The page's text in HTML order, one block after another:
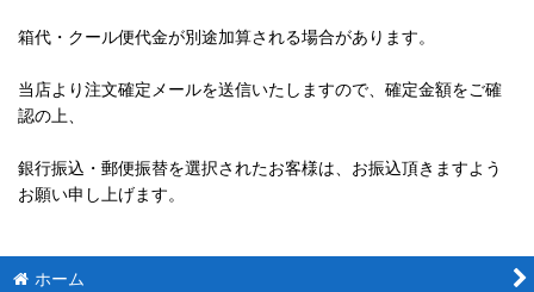
箱代・クール便代金が別途加算される場合があります。
当店より注文確定メールを送信いたしますので、確定金額をご確
認の上、
銀行振込・郵便振替を選択されたお客様は、お振込頂きますよう
お願い申し上げます。
ホーム